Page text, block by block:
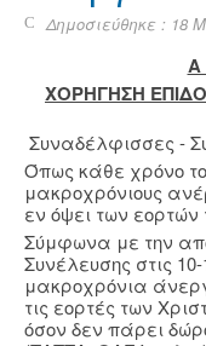
Δημοσιεύθηκε : 18
Α
ΧΟΡΗΓΗΣΗ
Συναδέλφισσες -
Όπως κάθε χρόνο
μακροχρόνιους
εν όψει των
Σύμφωνα με την
Συνέλευσης στις
μακροχρόνια
τις εορτές των
όσον δεν πάρει